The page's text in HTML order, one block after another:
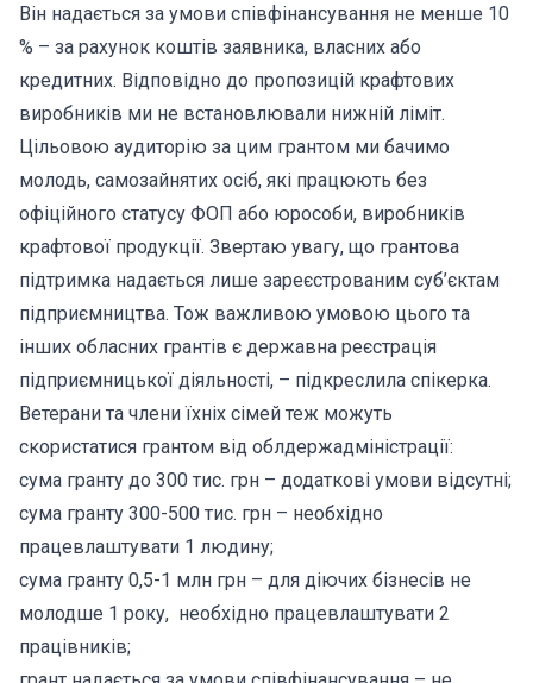
Він надається за умови співфінансування не менше 10
% – за рахунок коштів заявника, власних або
кредитних. Відповідно до пропозицій крафтових
виробників ми не встановлювали нижній ліміт.
Цільовою аудиторію за цим грантом ми бачимо
молодь, самозайнятих осіб, які працюють без
офіційного статусу ФОП або юрособи, виробників
крафтової продукції. Звертаю увагу, що грантова
підтримка надається лише зареєстрованим суб’єктам
підприємництва. Тож важливою умовою цього та
інших обласних грантів є державна реєстрація
підприємницької діяльності, – підкреслила спікерка.
Ветерани та члени їхніх сімей теж можуть
скористатися грантом від облдержадміністрації:
сума гранту до 300 тис. грн – додаткові умови відсутні;
сума гранту 300-500 тис. грн – необхідно
працевлаштувати 1 людину;
сума гранту 0,5-1 млн грн – для діючих бізнесів не
молодше 1 року, необхідно працевлаштувати 2
працівників;